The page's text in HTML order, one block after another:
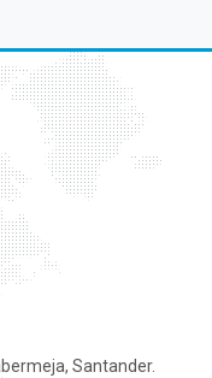
Santander.